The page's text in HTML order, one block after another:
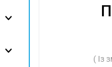
( Із